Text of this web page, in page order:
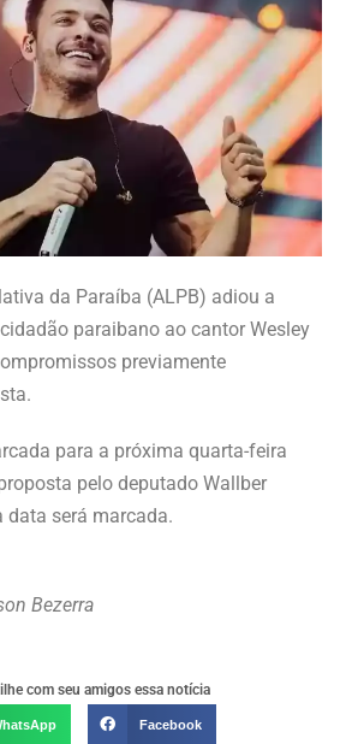
da Paraíba (ALPB) adiou a
paraibano ao cantor Wesley
previamente
para a próxima quarta-feira
pelo deputado Wallber
data será marcada.
Bezerra
com seu amigos essa notícia
Facebook